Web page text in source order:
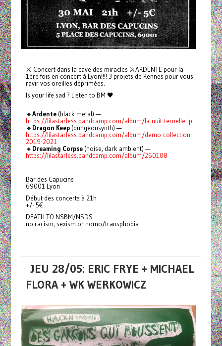
⚔ Concert dans la cave des miracles ⚔ARDENTE pour la
1ère fois en concert à Lyon!!!! 3 projets de Rennes pour vous
ravir vos oreilles déprimées.
Is your life sad ? Listen to BM 🖤
🔸Ardente(black metal) —
https://lilastarless.bandcamp.com/album/la-nuit-ternelle-lp
🔸 Dragon Keep(dungeonsynth) —
https://lilastarless.bandcamp.com/album/demo-collection-
2019-2021
🔸 Dreaming Corpse(noise, dark ambient) —
https://lilastarless.bandcamp.com/album/260108
Bar des Capucins
69001 Lyon
Début des concerts à 21h
+/- 5€
DEATH TO NSBM/NSDS
no racism, sexism or homo/transphobia
JEU 28/05: ERIC FRYE + MICHAEL
FLORA + WK WERKOWICZ